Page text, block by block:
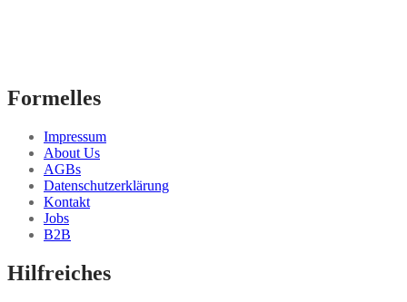
Formelles
Impressum
About Us
AGBs
Datenschutzerklärung
Kontakt
Jobs
B2B
Hilfreiches